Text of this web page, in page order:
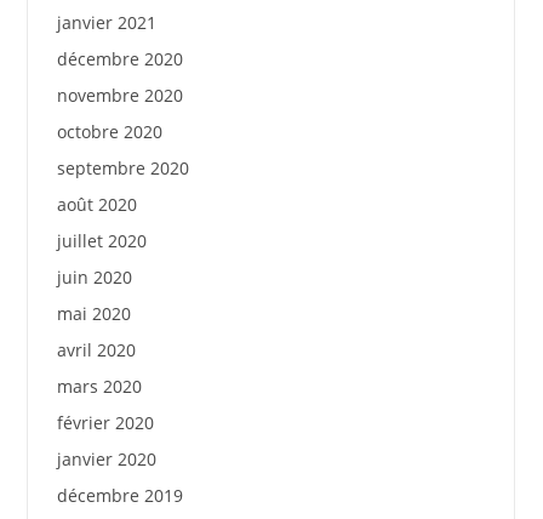
janvier 2021
décembre 2020
novembre 2020
octobre 2020
septembre 2020
août 2020
juillet 2020
juin 2020
mai 2020
avril 2020
mars 2020
février 2020
janvier 2020
décembre 2019